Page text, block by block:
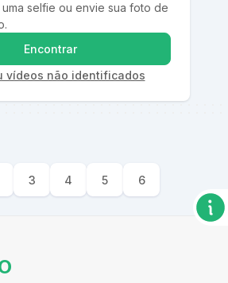
selfie ou envie sua foto de
Encontrar
vídeos não identificados
3 4 5 6